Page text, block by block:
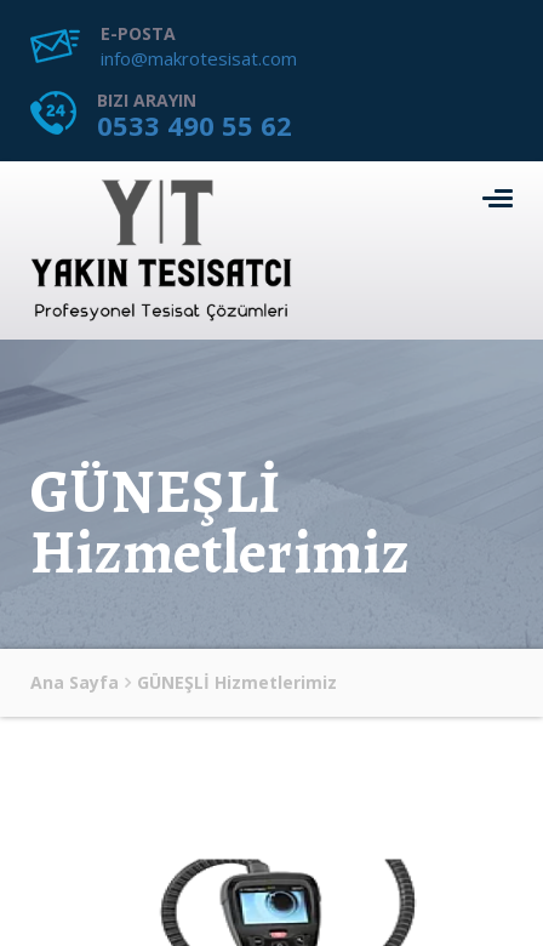
E-POSTA
info@makrotesisat.com
BIZI ARAYIN
0533 490 55 62
GÜNEŞLİ
Hizmetlerimiz
Ana Sayfa GÜNEŞLİ Hizmetlerimiz